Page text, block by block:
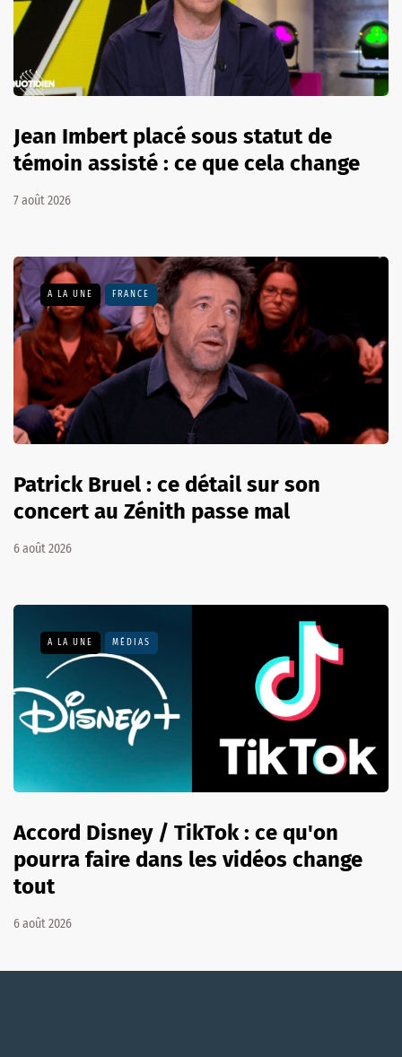
Jean Imbert placé sous statut de
témoin assisté : ce que cela change
7 août 2026
A LA UNE FRANCE
Patrick Bruel : ce détail sur son
concert au Zénith passe mal
6 août 2026
A LA UNE MÉDIAS
Accord Disney / TikTok : ce qu'on
pourra faire dans les vidéos change
tout
6 août 2026